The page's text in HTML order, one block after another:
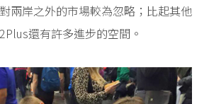
兩岸之外的市場較為忽略；比起其他
還有許多進步的空間。